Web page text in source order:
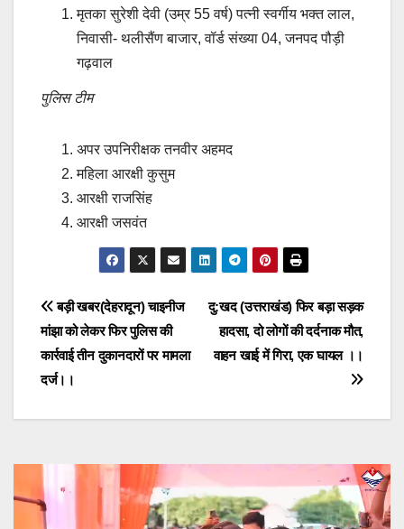
मृतका सुरेशी देवी (उम्र 55 वर्ष) पत्नी स्वर्गीय भक्त लाल,
निवासी- थलीसैंण बाजार, वॉर्ड संख्या 04, जनपद पौड़ी
गढ़वाल
पुलिस टीम
अपर उपनिरीक्षक तनवीर अहमद
महिला आरक्षी कुसुम
आरक्षी राजसिंह
आरक्षी जसवंत
Post
navigation
दु:खद (उत्तराखंड) फिर बड़ा सड़क
हादसा, दो लोगों की दर्दनाक मौत,
वाहन खाई में गिरा, एक घायल ।।
बड़ी खबर(देहरादून) चाइनीज
मांझा को लेकर फिर पुलिस की
कार्रवाई तीन दुकानदारों पर मामला
दर्ज।।